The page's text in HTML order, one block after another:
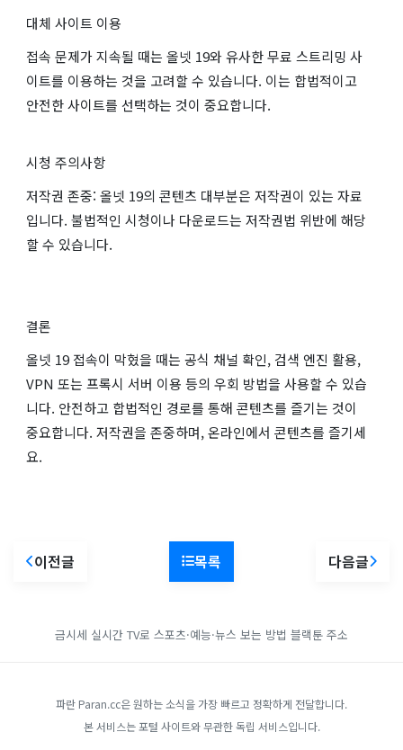
대체 사이트 이용
접속 문제가 지속될 때는 올넷 19와 유사한 무료 스트리밍 사
이트를 이용하는 것을 고려할 수 있습니다. 이는 합법적이고
안전한 사이트를 선택하는 것이 중요합니다.
시청 주의사항
저작권 존중: 올넷 19의 콘텐츠 대부분은 저작권이 있는 자료
입니다. 불법적인 시청이나 다운로드는 저작권법 위반에 해당
할 수 있습니다.
결론
올넷 19 접속이 막혔을 때는 공식 채널 확인, 검색 엔진 활용,
VPN 또는 프록시 서버 이용 등의 우회 방법을 사용할 수 있습
니다. 안전하고 합법적인 경로를 통해 콘텐츠를 즐기는 것이
중요합니다. 저작권을 존중하며, 온라인에서 콘텐츠를 즐기세
요.
이전글 목록 다음글
금시세 실시간 TV로 스포츠·예능·뉴스 보는 방법 블랙툰 주소
파란 Paran.cc은 원하는 소식을 가장 빠르고 정확하게 전달합니다.
본 서비스는 포털 사이트와 무관한 독립 서비스입니다.